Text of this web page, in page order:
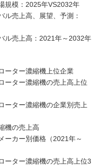
規模：2025年VS2032年
ル売上高、展望、予測：
ル売上高：2021年～2032年
ーター濃縮機上位企業
ーター濃縮機の売上高上位
ーター濃縮機の企業別売上
機の売上高
ーカー別価格（2021年～
ーター濃縮機の売上高上位3